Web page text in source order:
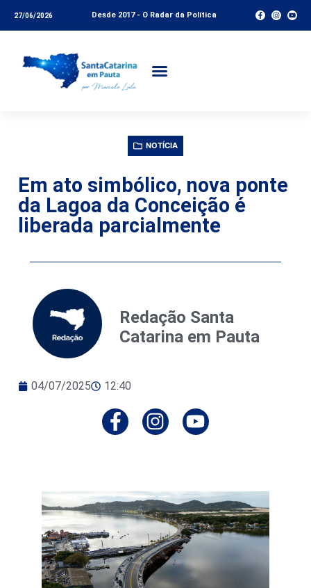
27/06/2026 Desde 2017 - O Radar da Política
NOTÍCIA
Em ato simbólico, nova ponte
da Lagoa da Conceição é
liberada parcialmente
Redação Santa
Catarina em Pauta
04/07/2025 12:40